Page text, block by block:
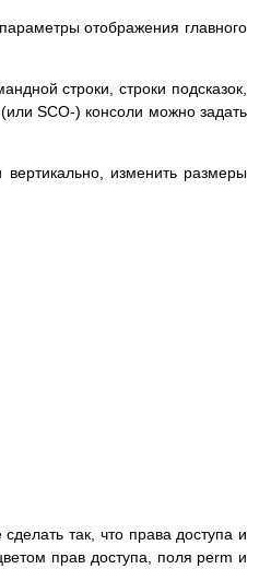
отображения главного
строки, строки подсказок,
SCO-) консоли можно задать
изменить размеры
так, что права доступа и
прав доступа, поля perm и